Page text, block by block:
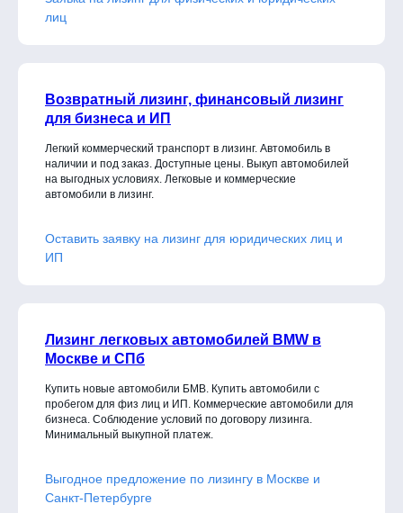
лиц
Возвратный лизинг, финансовый лизинг
для бизнеса и ИП
Легкий коммерческий транспорт в лизинг. Автомобиль в
наличии и под заказ. Доступные цены. Выкуп автомобилей
на выгодных условиях. Легковые и коммерческие
автомобили в лизинг.
Оставить заявку на лизинг для юридических лиц и
ИП
Лизинг легковых автомобилей BMW в
Москве и СПб
Купить новые автомобили БМВ. Купить автомобили с
пробегом для физ лиц и ИП. Коммерческие автомобили для
бизнеса. Соблюдение условий по договору лизинга.
Минимальный выкупной платеж.
Выгодное предложение по лизингу в Москве и
Санкт-Петербурге